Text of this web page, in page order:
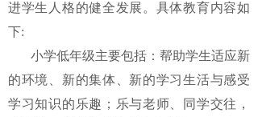
进学生人格的健全发展。具体教育内容如
下:
小学低年级主要包括：帮助学生适应新
的环境、新的集体、新的学习生活与感受
学习知识的乐趣；乐与老师、同学交往，